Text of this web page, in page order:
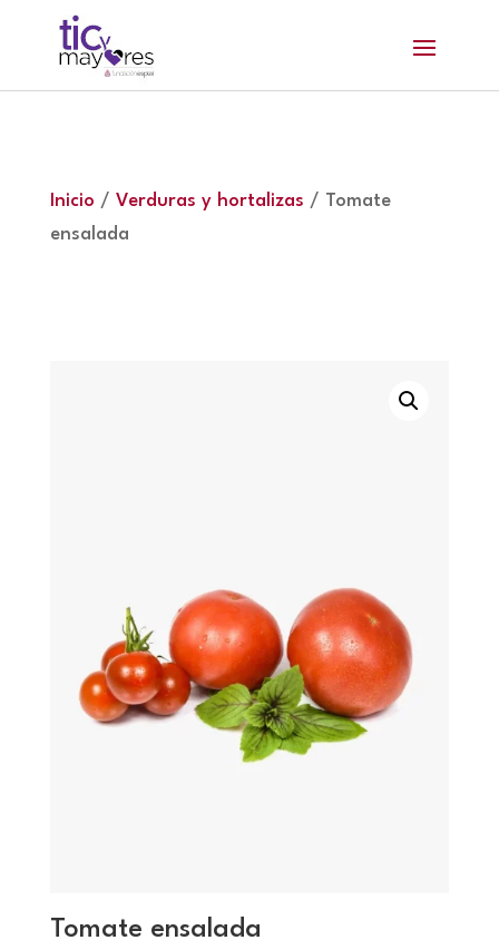
Inicio / Verduras y hortalizas / Tomate
ensalada
Tomate ensalada